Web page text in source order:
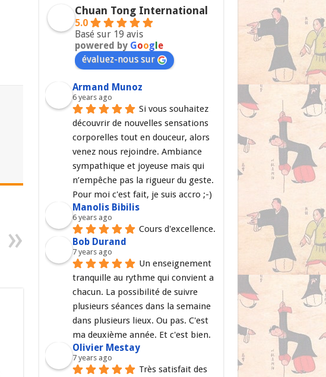
Chuan Tong International
5.0
Basé sur 19 avis
powered by Goog e
évaluez-nous sur
Armand Munoz
6 years ago
Si vous souhaitez
découvrir de nouvelles sensations
corporelles tout en douceur, alors
venez nous rejoindre. Ambiance
sympathique et joyeuse mais qui
n’empêche pas la rigueur du geste.
Pour moi c'est fait, je suis accro ;-)
Manolis Bibilis
6 years ago
Cours d'excellence.
Bob Durand
7 years ago
Un enseignement
tranquille au rythme qui convient a
chacun. La possibilité de suivre
plusieurs séances dans la semaine
dans plusieurs lieux. Ou pas. C'est
ma deuxième année. Et c'est bien.
Olivier Mestay
7 years ago
Très satisfait des